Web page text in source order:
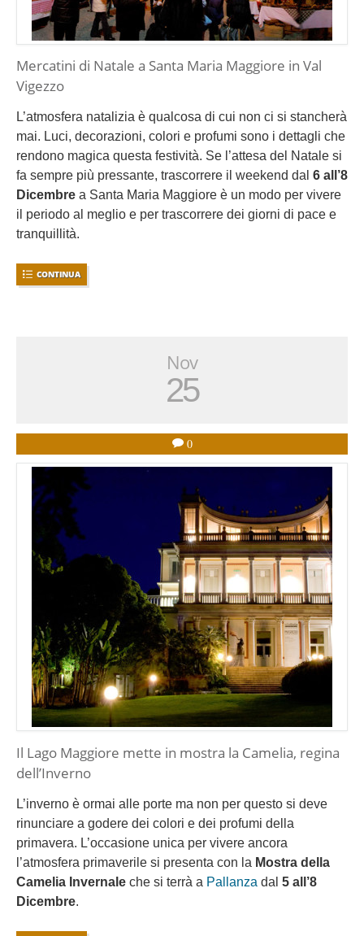
Mercatini di Natale a Santa Maria Maggiore in Val
Vigezzo
L’atmosfera natalizia è qualcosa di cui non ci si stancherà
mai. Luci, decorazioni, colori e profumi sono i dettagli che
rendono magica questa festività. Se l’attesa del Natale si
fa sempre più pressante, trascorrere il weekend dal 6 all’8
Dicembre a Santa Maria Maggiore è un modo per vivere
il periodo al meglio e per trascorrere dei giorni di pace e
tranquillità.
CONTINUA
Nov
25
0
Il Lago Maggiore mette in mostra la Camelia, regina
dell’Inverno
L’inverno è ormai alle porte ma non per questo si deve
rinunciare a godere dei colori e dei profumi della
primavera. L’occasione unica per vivere ancora
l’atmosfera primaverile si presenta con la Mostra della
Camelia Invernale che si terrà a Pallanza dal 5 all’8
Dicembre.